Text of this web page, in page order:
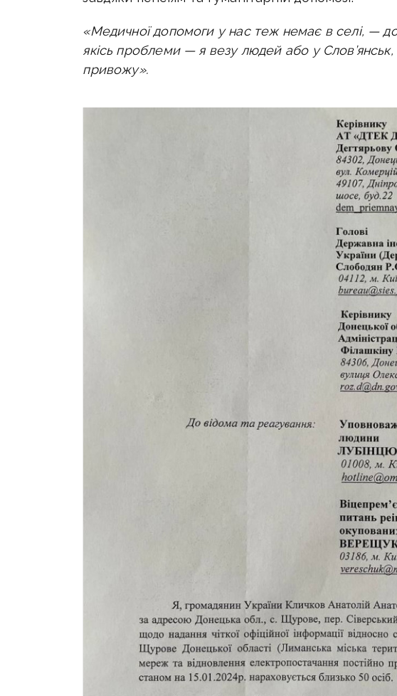
«Медичної допомоги у нас теж немає в селі, —
якісь проблеми — я везу людей або у
привожу».